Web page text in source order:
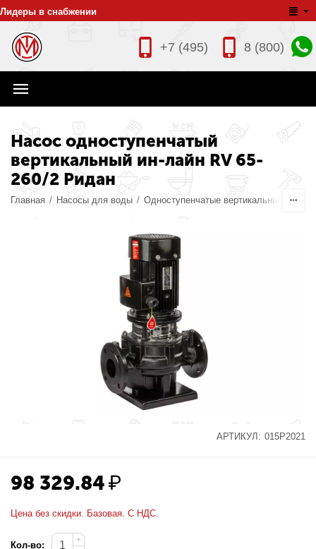
Лидеры в снабжении
8 (800)
+7 (495)
Насос одноступенчатый
вертикальный ин-лайн RV 65-
260/2 Ридан
Главная / Насосы для воды / Одноступенчатые вертикальные ин-
АРТИКУЛ: 015P2021
98 329.84₽
Цена без скидки. Базовая. С НДС.
Кол-во:
+